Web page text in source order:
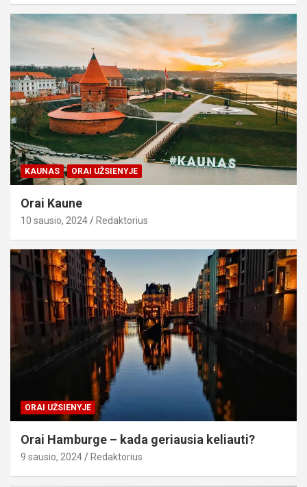
KAUNAS ORAI UŽSIENYJE
Orai Kaune
10 sausio, 2024 Redaktorius
ORAI UŽSIENYJE
Orai Hamburge – kada geriausia keliauti?
9 sausio, 2024 Redaktorius